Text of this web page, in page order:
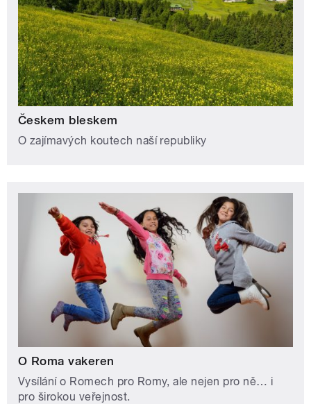
Českem bleskem
O zajímavých koutech naší republiky
O Roma vakeren
Vysílání o Romech pro Romy, ale nejen pro ně… i
pro širokou veřejnost.